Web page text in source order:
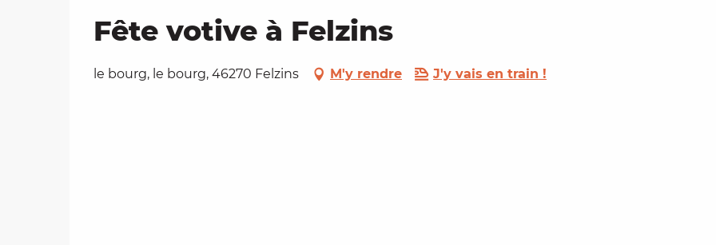
Fête votive à Felzins
le bourg, le bourg, 46270 Felzins M'y rendre J'y vais en train !